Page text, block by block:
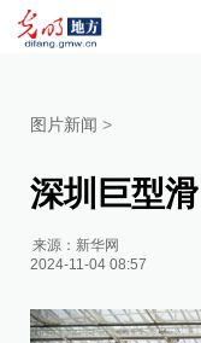
图片新闻 >
深圳巨型
来源： 新华网
2024-11-04 08:57